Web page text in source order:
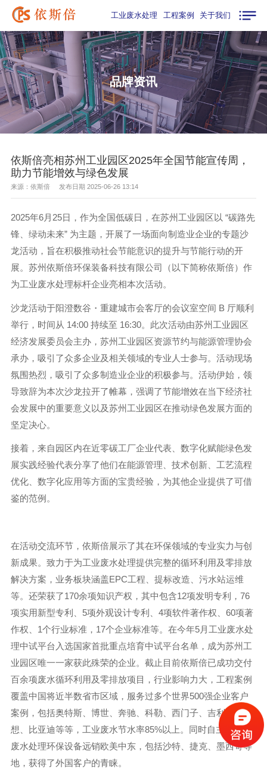
工业废水处理 工程案例 关于我们
品牌资讯
依斯倍亮相苏州工业园区2025年全国节能宣传周，
助力节能增效与绿色发展
来源：依斯倍 发布日期 2025-06-26 13:14
2025年6月25日，作为全国低碳日，在苏州工业园区以 “碳路先
锋、绿动未来” 为主题，开展了一场面向制造业企业的专题沙
龙活动，旨在积极推动社会节能意识的提升与节能行动的开
展。苏州依斯倍环保装备科技有限公司（以下简称依斯倍）作
为工业废水处理标杆企业亮相本次活动。
沙龙活动于阳澄数谷・重建城市会客厅的会议室空间 B 厅顺利
举行，时间从 14:00 持续至 16:30。此次活动由苏州工业园区
经济发展委员会主办，苏州工业园区资源节约与能源管理协会
承办，吸引了众多企业及相关领域的专业人士参与。活动现场
氛围热烈，吸引了众多制造业企业的积极参与。活动伊始，领
导致辞为本次沙龙拉开了帷幕，强调了节能增效在当下经济社
会发展中的重要意义以及苏州工业园区在推动绿色发展方面的
坚定决心。
接着，来自园区内在近零碳工厂企业代表、数字化赋能绿色发
展实践经验代表分享了他们在能源管理、技术创新、工艺流程
优化、数字化应用等方面的宝贵经验，为其他企业提供了可借
鉴的范例。
在活动交流环节，依斯倍展示了其在环保领域的专业实力与创
新成果。致力于为工业废水处理提供完整的循环利用及零排放
解决方案，业务板块涵盖EPC工程、提标改造、污水站运维
等。还荣获了170余项知识产权，其中包含12项发明专利，76
项实用新型专利、5项外观设计专利、4项软件著作权、60项著
作权、1个行业标准，17个企业标准等。在今年5月工业废水处
理中试平台入选国家首批重点培育中试平台名单，成为苏州工
业园区唯一一家获此殊荣的企业。截止目前依斯倍已成功交付
百余项废水循环利用及零排放项目，行业影响力大，工程案例
覆盖中国将近半数省市区域，服务过多个世界500强企业客户
案例，包括奥特斯、博世、奔驰、科勒、西门子、吉利、理
想、比亚迪等等，工业废水节水率85%以上。同时自主研发的
废水处理环保设备远销欧美中东，包括沙特、捷克、墨西哥等
地，获得了外国客户的青睐。